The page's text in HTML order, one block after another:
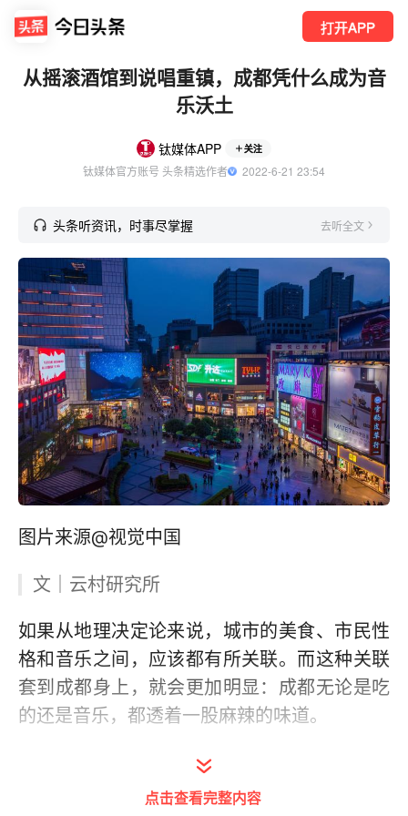
打开APP
从摇滚酒馆到说唱重镇，成都凭什么成为音
乐沃土
钛媒体APP 关注
钛媒体官方账号 头条精选作者
  2022-6-21 23:54
头条听资讯，时事尽掌握 去听全文
图片来源@视觉中国
文｜云村研究所
如果从地理决定论来说，城市的美食、市民性
格和音乐之间，应该都有所关联。而这种关联
套到成都身上，就会更加明显：成都无论是吃
的还是音乐，都透着一股麻辣的味道。
成都的音乐和它的火锅一样，各种风格流派一
锅涮，热闹非凡又不互相串味——或者说串了
点击查看完整内容